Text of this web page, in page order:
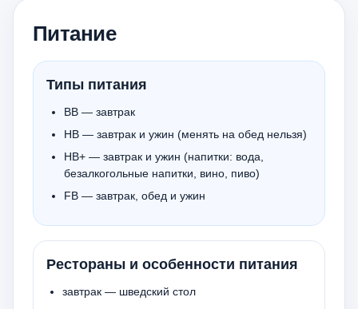
Питание
Типы питания
BB — завтрак
HB — завтрак и ужин (менять на обед нельзя)
HB+ — завтрак и ужин (напитки: вода,
безалкогольные напитки, вино, пиво)
FB — завтрак, обед и ужин
Рестораны и особенности питания
завтрак — шведский стол